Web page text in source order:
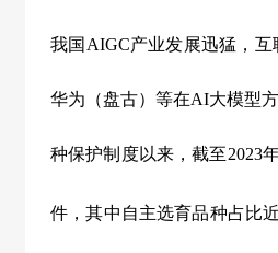
我国 AIGC产业发展迅猛，
华为（盘古）等在AI大模型
种保护制度以来，截至2023
件，其中自主选育品种占比